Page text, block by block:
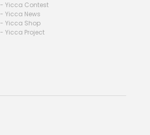
- Yicca Contest
- Yicca News
- Yicca Shop
- Yicca Project